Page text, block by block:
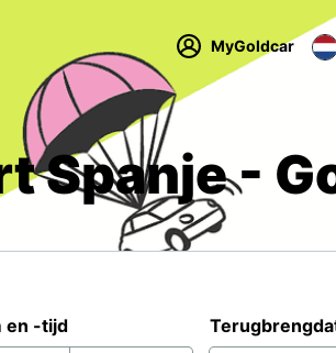
MyGoldcar
Spanje -
en -tijd